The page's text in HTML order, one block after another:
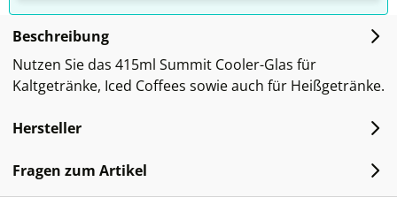
Beschreibung
Nutzen Sie das 415ml Summit Cooler-Glas für
Kaltgetränke, Iced Coffees sowie auch für Heißgetränke.
Hersteller
Fragen zum Artikel